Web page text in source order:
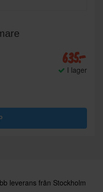
635:-
I lager
leverans från Stockholm